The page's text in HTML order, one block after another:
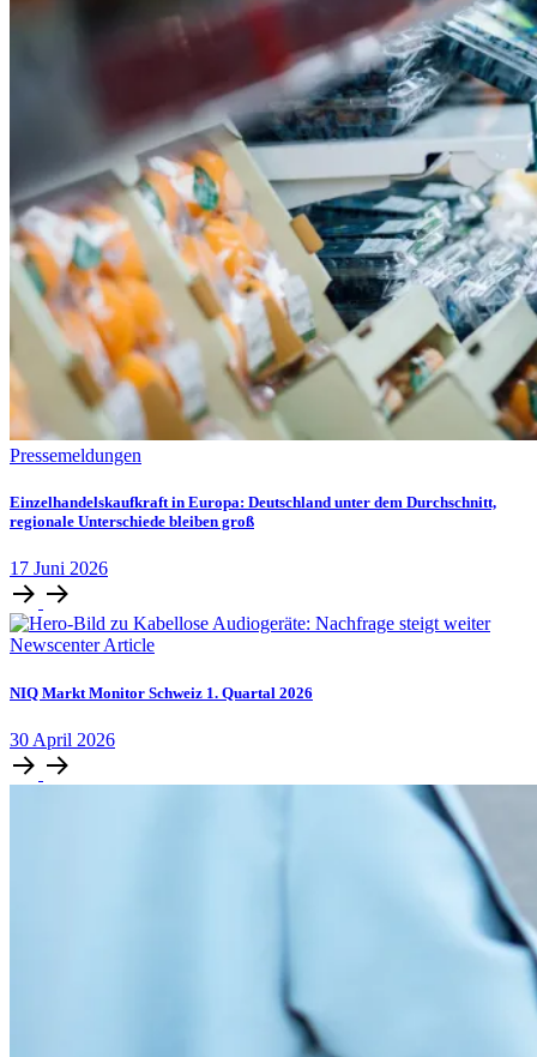
Pressemeldungen
Einzelhandelskaufkraft in Europa: Deutschland unter dem Durchschnitt,
regionale Unterschiede bleiben groß
17 Juni 2026
Newscenter Article
NIQ Markt Monitor Schweiz 1. Quartal 2026
30 April 2026